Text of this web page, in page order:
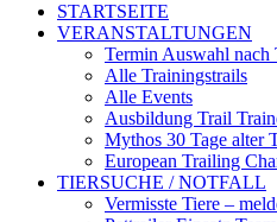
STARTSEITE
VERANSTALTUNGEN
Termin Auswahl nach
Alle Trainingstrails
Alle Events
Ausbildung Trail
Mythos 30 Tage alter
European Trailing
TIERSUCHE / NOTFALL
Vermisste Tiere –